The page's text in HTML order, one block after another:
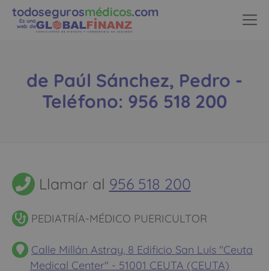
todosegurosmédicos.com
Es una
web de
de Paúl Sánchez, Pedro -
Teléfono: 956 518 200
Llamar al 956 518 200
PEDIATRÍA-MÉDICO PUERICULTOR
Calle Millán Astray, 8 Edificio San Luís "Ceuta
Medical Center" - 51001 CEUTA (CEUTA)